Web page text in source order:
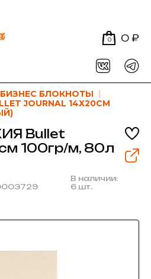
0 0 ₽
БЛОКНОТЫ
JOURNAL 14Х20СМ
Bullet
100гр/м, 80л
В наличии:
6 шт.